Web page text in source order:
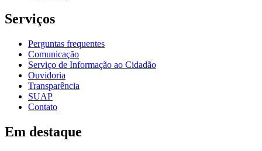
Serviços
Perguntas frequentes
Comunicação
Serviço de Informação ao Cidadão
Ouvidoria
Transparência
SUAP
Contato
Em destaque